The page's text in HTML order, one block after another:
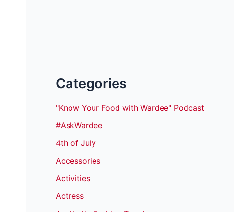
Categories
"Know Your Food with Wardee" Podcast
#AskWardee
4th of July
Accessories
Activities
Actress